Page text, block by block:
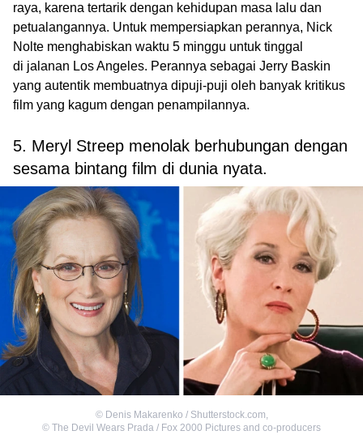
raya, karena tertarik dengan kehidupan masa lalu dan
petualangannya. Untuk mempersiapkan perannya, Nick
Nolte menghabiskan waktu 5 minggu untuk tinggal
di jalanan Los Angeles. Perannya sebagai Jerry Baskin
yang autentik membuatnya dipuji-puji oleh banyak kritikus
film yang kagum dengan penampilannya.
5. Meryl Streep menolak berhubungan dengan
sesama bintang film di dunia nyata.
© Denis Makarenko / Shutterstock.com,
© The Devil Wears Prada / Fox 2000 Pictures and co-producers